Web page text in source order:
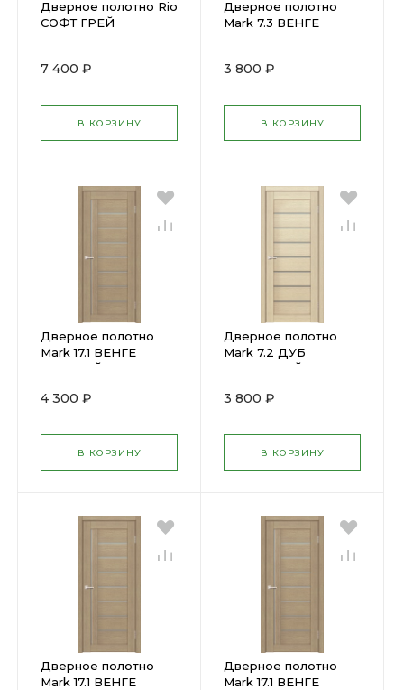
Дверное полотно Rio
СОФТ ГРЕЙ
7 400 ₽
В КОРЗИНУ
Дверное полотно
Mark 7.3 ВЕНГЕ
3 800 ₽
В КОРЗИНУ
Дверное полотно
Mark 17.1 ВЕНГЕ
СВЕТЛЫЙ
4 300 ₽
В КОРЗИНУ
Дверное полотно
Mark 7.2 ДУБ
МОЛОЧНЫЙ
3 800 ₽
В КОРЗИНУ
Дверное полотно
Mark 17.1 ВЕНГЕ
Дверное полотно
Mark 17.1 ВЕНГЕ